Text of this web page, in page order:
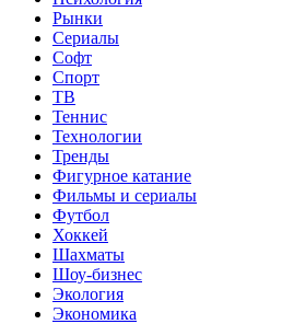
Рынки
Сериалы
Софт
Спорт
ТВ
Теннис
Технологии
Тренды
Фигурное катание
Фильмы и сериалы
Футбол
Хоккей
Шахматы
Шоу-бизнес
Экология
Экономика